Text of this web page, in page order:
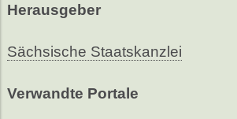
Herausgeber
Sächsische Staatskanzlei
Verwandte Portale